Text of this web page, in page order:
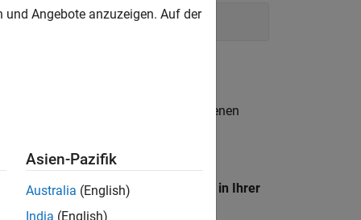
and Operations
. Wenn Sie noch immer keine offenen
unseres
Standort, um alle Stellenangebote in Ihrer
Angebote anzuzeigen. Auf der
Asien-Pazifik
Australia (English)
India (English)